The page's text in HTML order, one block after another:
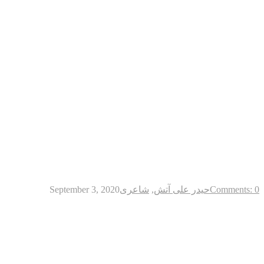
September 3, 2020 حیدر علی آتش, شاعری
Comments: 0